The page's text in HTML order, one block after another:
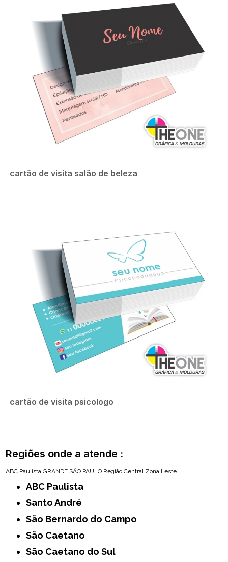
cartão de visita salão de beleza
cartão de visita psicologo
Regiões onde a atende :
ABC Paulista GRANDE SÃO PAULO Região Central Zona Leste
ABC Paulista
Santo André
São Bernardo do Campo
São Caetano
São Caetano do Sul